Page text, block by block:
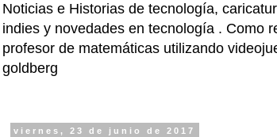
Noticias e Historias de tecnología,
indies y novedades en tecnología . Como
profesor de matemáticas utilizando
goldberg
viernes, 23 de junio de 2017